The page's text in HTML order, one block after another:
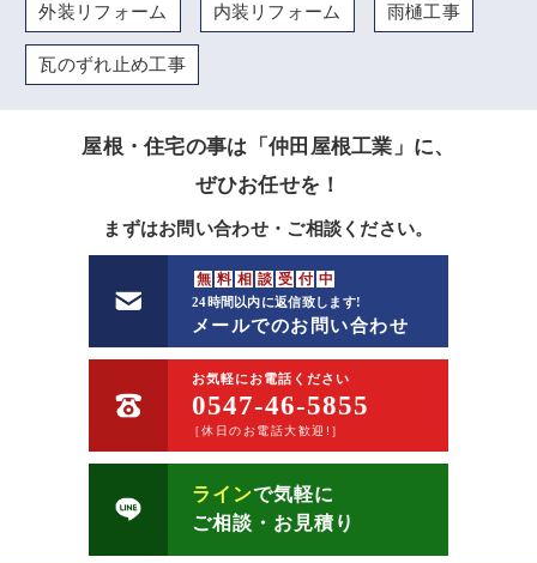
外装リフォーム 内装リフォーム 雨樋工事
瓦のずれ止め工事
屋根・住宅の事は「仲田屋根工業」に、
ぜひお任せを！
まずはお問い合わせ・ご相談ください。
無 料 相 談 受 付 中
24時間以内に返信致します!
メールでのお問い合わせ
お気軽にお電話ください
0547-46-5855
［休日のお電話大歓迎!］
ラインで気軽に
ご相談・お見積り